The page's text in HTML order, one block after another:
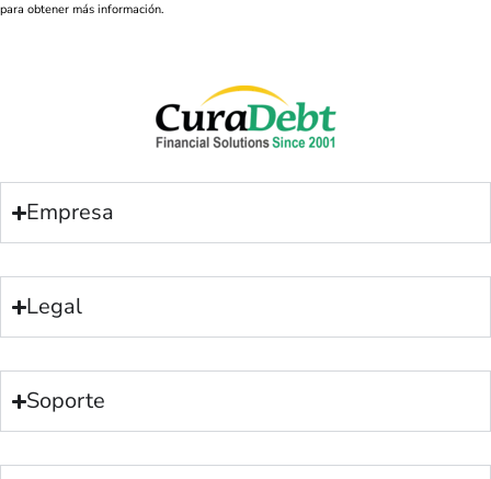
para obtener más información.
Empresa
Legal
Soporte